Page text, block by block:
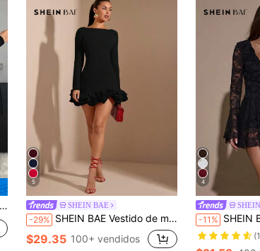
5
SHEIN BAE
-29% SHEIN BAE Vestido de manga larga elegante, rojo, de tutú, dulce, para Año Nuevo, ropa de Navidad, ropa de verano, ropa de invierno, ropa de otoño
$29.35 100+ vendidos
4
-11% SHEIN BAE Vestido mini elegante de